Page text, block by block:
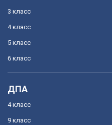
3 класс
4 класс
5 класс
6 класс
ДПА
4 класс
9 класс